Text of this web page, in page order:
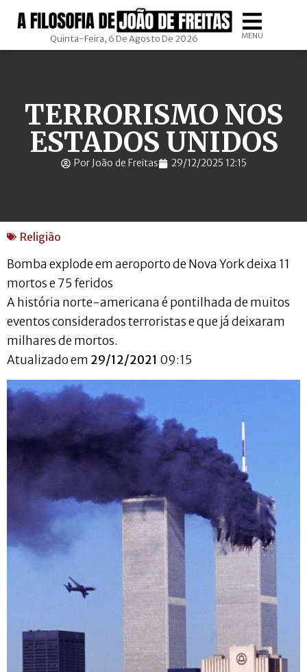
Quinta-Feira, 6 De Agosto De 2026 MENU
TERRORISMO NOS
ESTADOS UNIDOS
Por João de Freitas 29/12/2025 12:15
Religião
Bomba explode em aeroporto de Nova York deixa 11
mortos e 75 feridos
A história norte-americana é pontilhada de muitos
eventos considerados terroristas e que já deixaram
milhares de mortos.
Atualizado em 29/12/2021 09:15